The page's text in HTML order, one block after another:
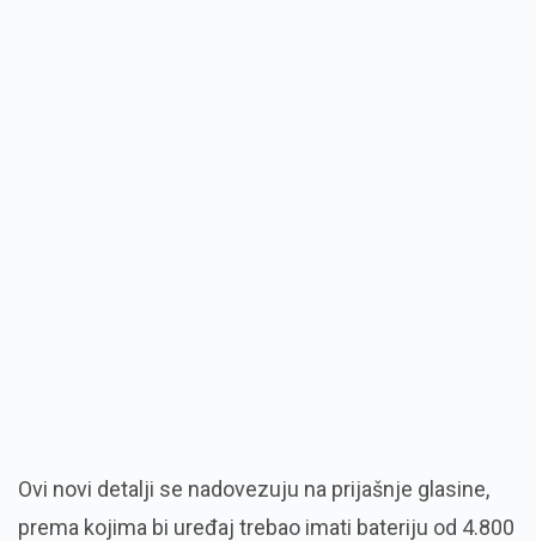
Ovi novi detalji se nadovezuju na prijašnje glasine,
prema kojima bi uređaj trebao imati bateriju od 4.800